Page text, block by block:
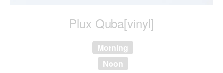
Plux Quba[vinyl]
Morning
Noon